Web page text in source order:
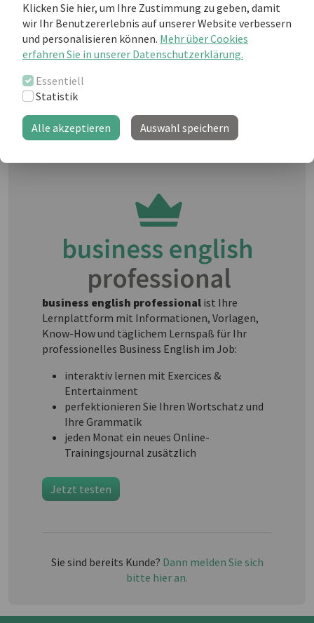
Klicken Sie hier, um Ihre Zustimmung zu geben, damit
wir Ihr Benutzererlebnis auf unserer Website verbessern
und personalisieren können. Mehr über Cookies
erfahren Sie in unserer Datenschutzerklärung.
Essentiell
Statistik
Alle akzeptieren Auswahl speichern
Weiterlesen als business english Kunde
Sie sind noch kein "business english
professional"-Kunde und möchten
weiterlesen?
business english professional ist Ihre
Lernplattform mit Informationen, Vorlagen,
Know-How und täglichem Lernspaß für Ihr
professionelles Business English im Job:
interaktiv lernen mit Exercices &
Entertainment
perfektionieren Sie Ihren Wortschatz und
Ihre Grammatik
jeden Monat ein neues Online-
Trainingsjournal zusätzlich
Jetzt testen
Sie sind bereits Kunde? Dann melden Sie sich
bitte hier an.